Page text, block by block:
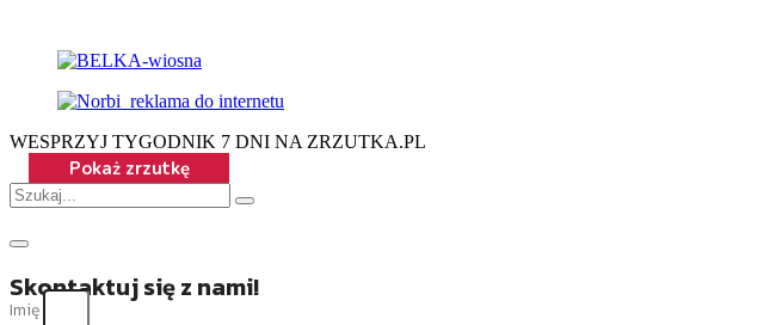
WESPRZYJ TYGODNIK 7 DNI NA ZRZUTKA.PL
Skontaktuj się z nami!
Imię